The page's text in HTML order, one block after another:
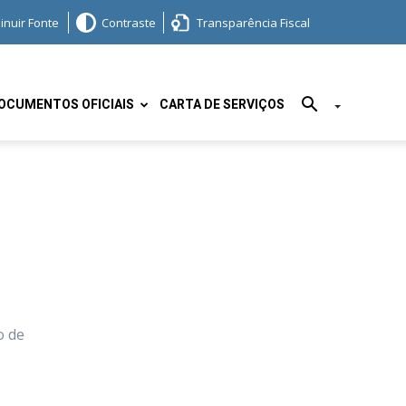
Fonte Contraste Transparência Fiscal
OFICIAIS CARTA DE SERVIÇOS
de